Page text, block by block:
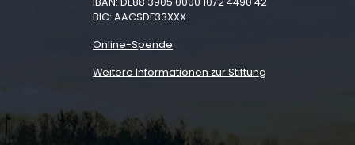
BIC: AACSDE33XXX
Online-Spende
Weitere Informationen zur Stiftung